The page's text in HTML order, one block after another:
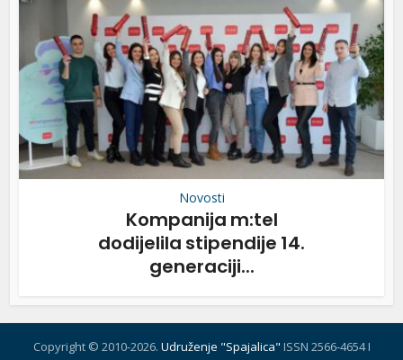
Novosti
Kompanija m:tel
dodijelila stipendije 14.
generaciji...
Copyright © 2010-2026. Udruženje "Spajalica" ISSN 2566-4654 I